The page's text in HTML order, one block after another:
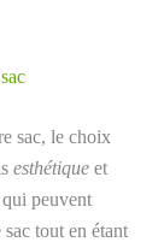
sac, le choix
esthétique et
qui peuvent
tout en étant